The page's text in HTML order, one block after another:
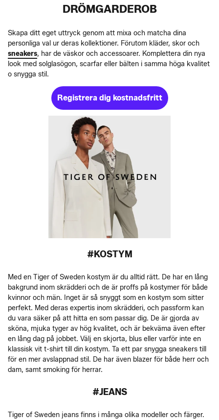
DRÖMGARDEROB
Skapa ditt eget uttryck genom att mixa och matcha dina
personliga val ur deras kollektioner. Förutom kläder, skor och
sneakers, har de väskor och accessoarer. Komplettera din nya
look med solglasögon, scarfar eller bälten i samma höga kvalitet
o snygga stil.
Registrera dig kostnadsfritt
#KOSTYM
Med en Tiger of Sweden kostym är du alltid rätt. De har en lång
bakgrund inom skrädderi och de är proffs på kostymer för både
kvinnor och män. Inget är så snyggt som en kostym som sitter
perfekt. Med deras expertis inom skrädderi, och passform kan
du vara säker på att hitta en som passar dig. De är gjorda av
sköna, mjuka tyger av hög kvalitet, och är bekväma även efter
en lång dag på jobbet. Välj en skjorta, blus eller varför inte en
klassisk vit t-shirt till din kostym. Ta ett par snygga sneakers till
för en mer avslappnad stil. De har även blazer för både herr och
dam, samt smoking för herrar.
#JEANS
Tiger of Sweden jeans finns i många olika modeller och färger.